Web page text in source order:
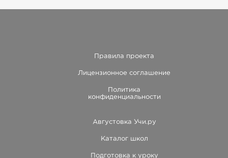
Правила проекта
Лицензионное соглашение
Политика
конфиденциальности
Августовка Учи.ру
Каталог школ
Подготовка к уроку